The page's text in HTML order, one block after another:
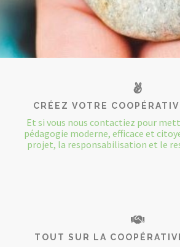
ESPACE RÉSERVÉ
CONTACT
CRÉEZ VOTRE
Et si vous nous contactiez pour
pédagogie moderne, efficace et
projet, la responsabilisation et le
TOUT SUR LA